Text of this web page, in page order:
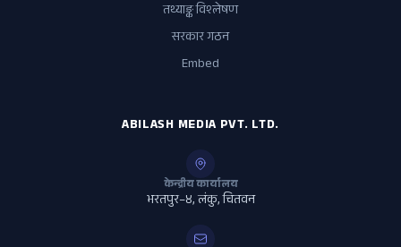
तथ्याङ्क विश्लेषण
सरकार गठन
Embed
ABILASH MEDIA PVT. LTD.
केन्द्रीय कार्यालय
भरतपुर–४, लंकु, चितवन